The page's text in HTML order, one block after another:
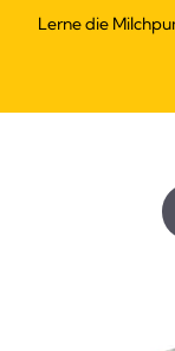
Lerne die